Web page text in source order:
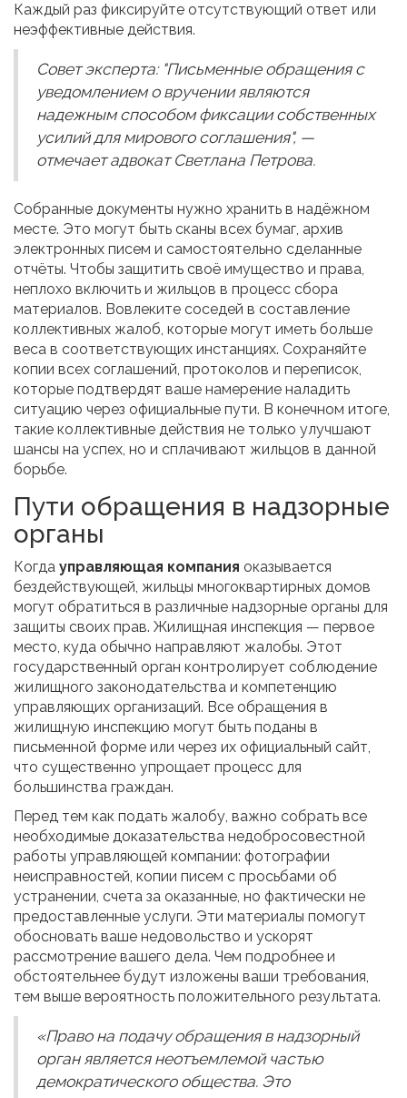
Каждый раз фиксируйте отсутствующий ответ или
неэффективные действия.
Совет эксперта: "Письменные обращения с
уведомлением о вручении являются
надежным способом фиксации собственных
усилий для мирового соглашения", —
отмечает адвокат Светлана Петрова.
Собранные документы нужно хранить в надёжном
месте. Это могут быть сканы всех бумаг, архив
электронных писем и самостоятельно сделанные
отчёты. Чтобы защитить своё имущество и права,
неплохо включить и жильцов в процесс сбора
материалов. Вовлеките соседей в составление
коллективных жалоб, которые могут иметь больше
веса в соответствующих инстанциях. Сохраняйте
копии всех соглашений, протоколов и переписок,
которые подтвердят ваше намерение наладить
ситуацию через официальные пути. В конечном итоге,
такие коллективные действия не только улучшают
шансы на успех, но и сплачивают жильцов в данной
борьбе.
Пути обращения в надзорные
органы
Когда управляющая компания оказывается
бездействующей, жильцы многоквартирных домов
могут обратиться в различные надзорные органы для
защиты своих прав. Жилищная инспекция — первое
место, куда обычно направляют жалобы. Этот
государственный орган контролирует соблюдение
жилищного законодательства и компетенцию
управляющих организаций. Все обращения в
жилищную инспекцию могут быть поданы в
письменной форме или через их официальный сайт,
что существенно упрощает процесс для
большинства граждан.
Перед тем как подать жалобу, важно собрать все
необходимые доказательства недобросовестной
работы управляющей компании: фотографии
неисправностей, копии писем с просьбами об
устранении, счета за оказанные, но фактически не
предоставленные услуги. Эти материалы помогут
обосновать ваше недовольство и ускорят
рассмотрение вашего дела. Чем подробнее и
обстоятельнее будут изложены ваши требования,
тем выше вероятность положительного результата.
«Право на подачу обращения в надзорный
орган является неотъемлемой частью
демократического общества. Это